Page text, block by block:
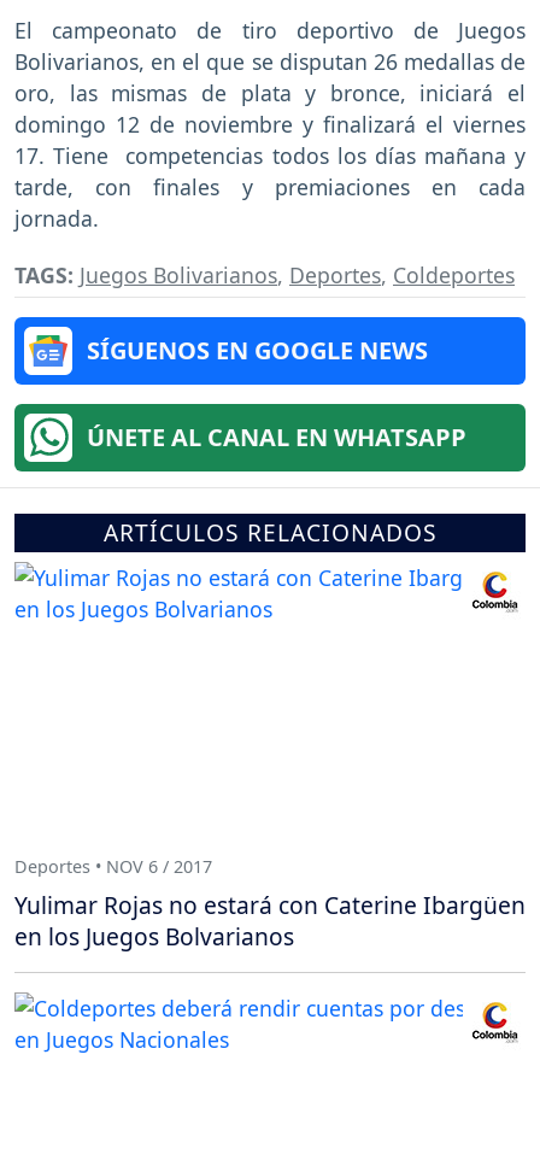
El campeonato de tiro deportivo de Juegos
Bolivarianos, en el que se disputan 26 medallas de
oro, las mismas de plata y bronce, iniciará el
domingo 12 de noviembre y finalizará el viernes
17. Tiene competencias todos los días mañana y
tarde, con finales y premiaciones en cada
jornada.
TAGS: Juegos Bolivarianos, Deportes, Coldeportes
SÍGUENOS EN GOOGLE NEWS
ÚNETE AL CANAL EN WHATSAPP
ARTÍCULOS RELACIONADOS
Deportes • NOV 6 / 2017
Yulimar Rojas no estará con Caterine Ibargüen
en los Juegos Bolvarianos